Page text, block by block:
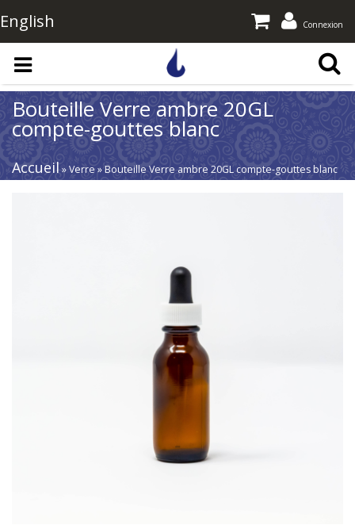
Aller au contenu principal
English Connexion
Bouteille Verre ambre 20GL
compte-gouttes blanc
Accueil » Verre » Bouteille Verre ambre 20GL compte-gouttes blanc